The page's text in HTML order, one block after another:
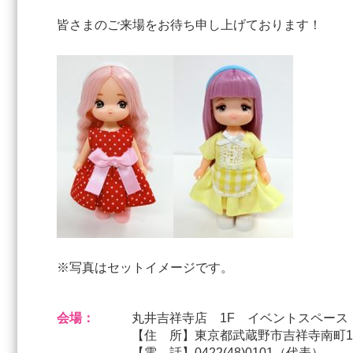
皆さまのご来場をお待ち申し上げております！
※写真はセットイメージです。
会場：
丸井吉祥寺店 1F イベントスペース
【住 所】東京都武蔵野市吉祥寺南町